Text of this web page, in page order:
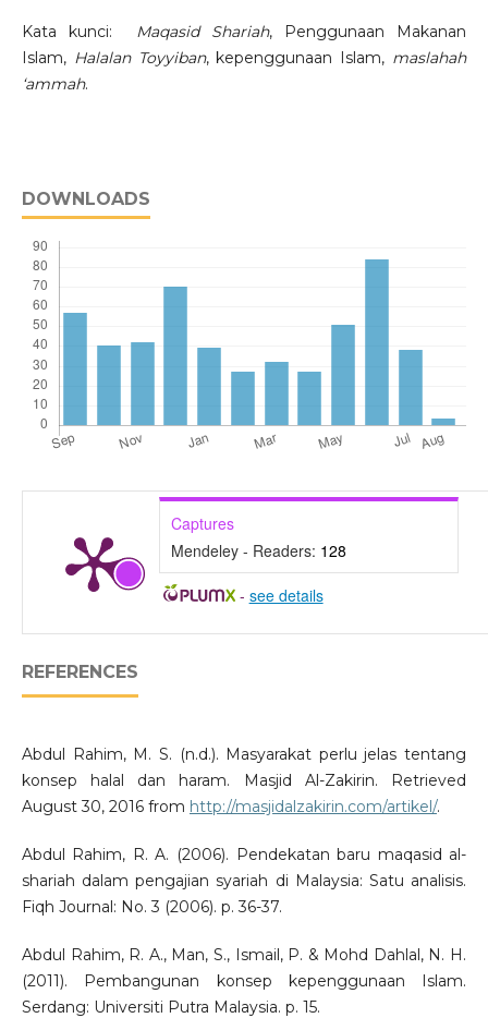
Kata kunci: Maqasid Shariah, Penggunaan Makanan
Islam, Halalan Toyyiban, kepenggunaan Islam, maslahah
‘ammah.
DOWNLOADS
Captures
Mendeley - Readers: 128
- see details
REFERENCES
Abdul Rahim, M. S. (n.d.). Masyarakat perlu jelas tentang
konsep halal dan haram. Masjid Al-Zakirin. Retrieved
August 30, 2016 from http://masjidalzakirin.com/artikel/.
Abdul Rahim, R. A. (2006). Pendekatan baru maqasid al-
shariah dalam pengajian syariah di Malaysia: Satu analisis.
Fiqh Journal: No. 3 (2006). p. 36-37.
Abdul Rahim, R. A., Man, S., Ismail, P. & Mohd Dahlal, N. H.
(2011). Pembangunan konsep kepenggunaan Islam.
Serdang: Universiti Putra Malaysia. p. 15.